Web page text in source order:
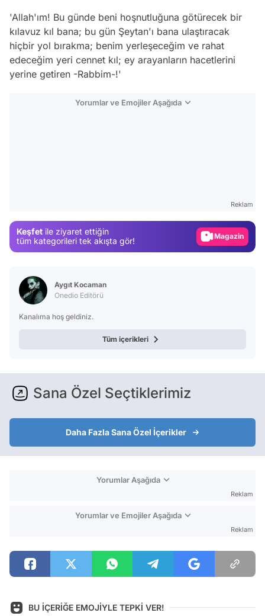
'Allah'ım! Bu günde beni hoşnutluğuna götürecek bir
kılavuz kıl bana; bu gün Şeytan'ı bana ulaştıracak
hiçbir yol bırakma; benim yerleşeceğim ve rahat
edeceğim yeri cennet kıl; ey arayanların hacetlerini
yerine getiren -Rabbim-!'
Yorumlar ve Emojiler Aşağıda
Reklam
Keşfet ile ziyaret ettiğin
tüm kategorileri tek akışta gör!
Magazin
Aygıt Kocaman
Onedio Editörü
Kanalıma hoş geldiniz.
Tüm içerikleri
Sana Özel Seçtiklerimiz
Daha Fazla Sana Özel İçerikler
Yorumlar Aşağıda
Reklam
Yorumlar ve Emojiler Aşağıda
Reklam
BU İÇERİĞE EMOJİYLE TEPKİ VER!